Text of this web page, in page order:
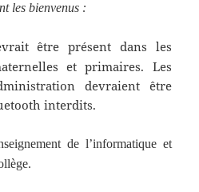
les bienvenus :
être présent dans les
et primaires. Les
devraient être
interdits.
de l’informatique et